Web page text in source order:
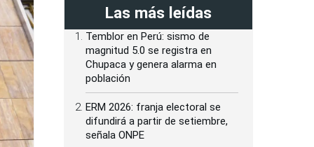
Las más leídas
Temblor en Perú: sismo de
magnitud 5.0 se registra en
Chupaca y genera alarma en
población
ERM 2026: franja electoral se
difundirá a partir de setiembre,
señala ONPE